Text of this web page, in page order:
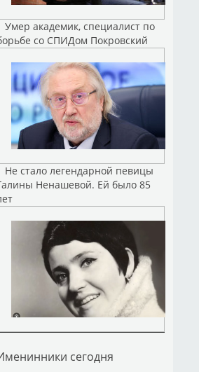
Умер академик, специалист по
со СПИДом Покровский
Не стало легендарной певицы
Ненашевой. Ей было 85
сегодня